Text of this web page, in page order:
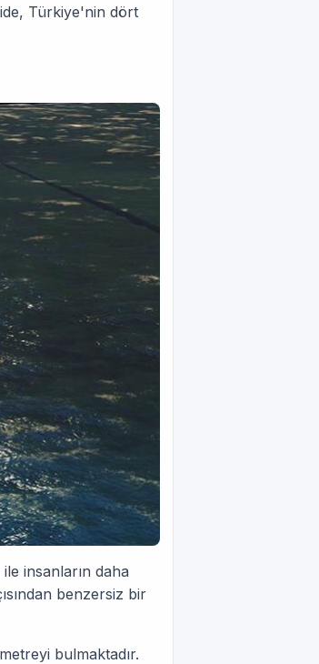
Türkiye'nin dört
insanların daha
benzersiz bir
bulmaktadır.